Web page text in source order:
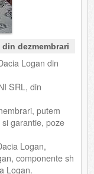
dezmembrari
Logan din
SRL, din
putem
garantie, poze
Logan,
componente sh
Logan.